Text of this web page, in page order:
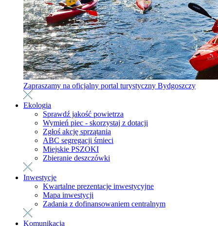
Zapraszamy na oficjalny portal turystyczny Bydgoszczy
Ekologia
Sprawdź jakość powietrza
Wymień piec - skorzystaj z dotacji
Zgłoś akcję sprzątania
ABC segregacji śmieci
Miejskie PSZOKI
Zbieranie deszczówki
Inwestycje
Kwartalne prezentacje inwestycyjne
Mapa inwestycji
Zadania z dofinansowaniem centralnym
Komunikacja